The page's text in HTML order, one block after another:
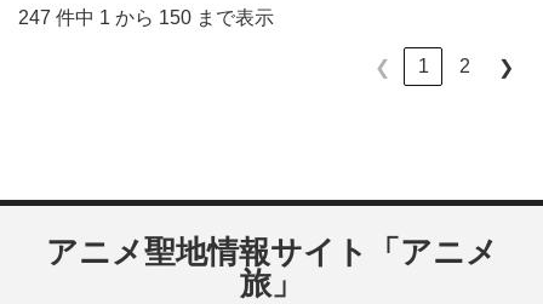
247 件中 1 から 150 まで表示
❮ 1 2 ❯
アニメ聖地情報サイト「アニメ
旅」